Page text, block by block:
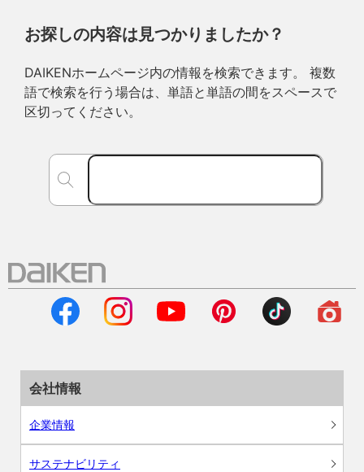
お探しの内容は見つかりましたか？
DAIKENホームページ内の情報を検索できます。 複数
語で検索を行う場合は、単語と単語の間をスペースで
区切ってください。
会社情報
企業情報
サステナビリティ